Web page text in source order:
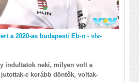
a 2020-as budapesti Eb-n - vlv-
indultatok neki, milyen volt a
e korább döntők, voltak-